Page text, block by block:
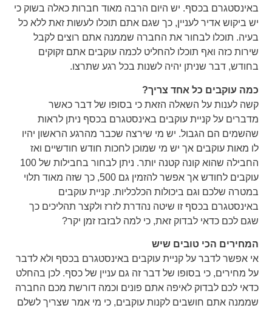
באינסטגרם בכסף. יש היום הרבה מאוד חברות כאלה בשוק כי
יש ביקוש אדיר לעניין, כך שגם אתם תוכלו לעשות זאת ללא כל
בעיה. תוכלו לבחור את החברה שממנה אתם רוצים לקבל
שירות כזה ואף תוכלו להחליט לכמה עוקבים אתם זקוקים
בחודש, דבר שניתן יהיה לשנות בכל רגע שתרצו.
כמה עוקבים כל אחד צריך?
קשה לענות על השאלה הזאת כי בסופו של דבר כאשר
מדברים על קניית עוקבים באינסטגרם בכסף ניתן לראות
שהשמים הם הגבול. יש מי שירצה שכבר מהרגע הראשון יהיו
לו מאות עוקבים אך יש מי שמוכן לחכות חודש חודשיים ואז
החבילה שהוא קונה קטנה יותר. ניתן לבחור בחבילות של 100
עוקבים לחודש אך אפשר להזמין גם 500, כך שזה מאוד תלוי
במטרה שלכם וגם ביכולות הכלכליות. קניית עוקבים
באינסטגרם בכסף זו שיטה נהדרת לזרז ולקצר תהליכים כך
שגם לכם כדאי לבדוק זאת, כי למה לבזבז זמן יקר?
המחירים הכי טובים שיש
אי אפשר לדבר על קניית עוקבים באינסטגרם בכסף ולא לדבר
על מחירים, כי בסופו של דבר זה גם עניין של כסף. לכן בהחלט
כדאי לכם לבדוק לאיפה אתם פונים וכמה דורשת מכם החברה
שממנה אתם חושבים לקנות עוקבים, כי מי אמר שצריך לשלם